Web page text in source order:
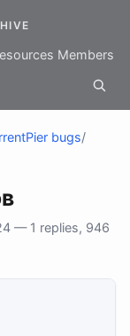
Members
bugs/
— 1 replies, 946